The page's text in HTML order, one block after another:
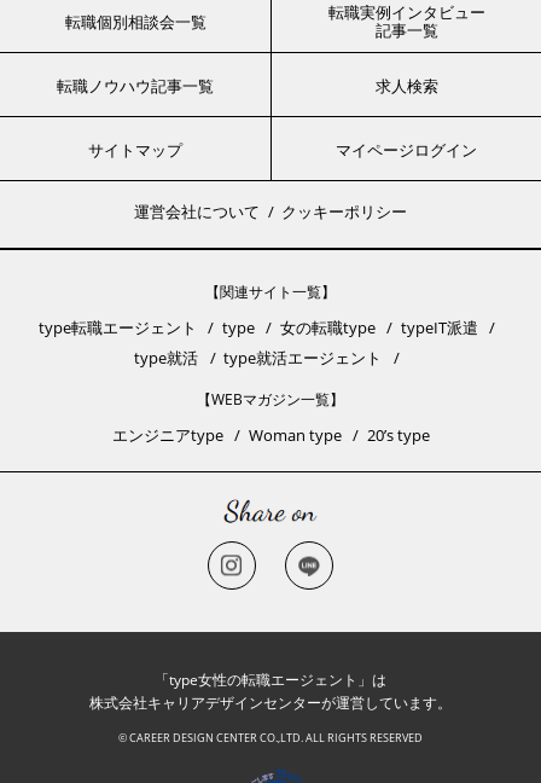
転職個別相談会一覧
転職実例インタビュー
記事一覧
転職ノウハウ記事一覧 求人検索
サイトマップ マイページログイン
運営会社について クッキーポリシー
【関連サイト一覧】
type転職エージェント type 女の転職type
typeIT派遣
type就活
type就活エージェント
【WEBマガジン一覧】
エンジニアtype Woman type 20’s type
「type女性の転職エージェント」は
株式会社キャリアデザインセンターが運営しています。
© CAREER DESIGN CENTER CO.,LTD. ALL RIGHTS RESERVED